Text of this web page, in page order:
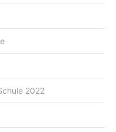
2022